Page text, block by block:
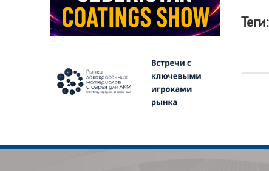
Теги: